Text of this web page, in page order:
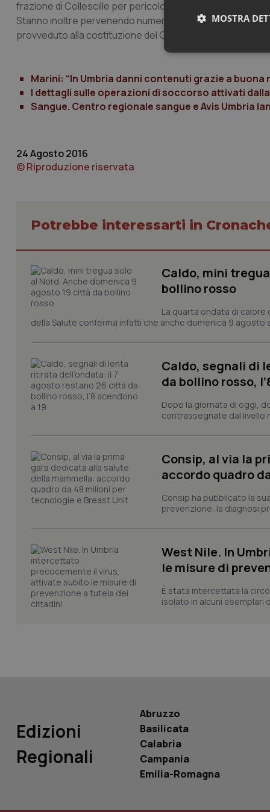
frazione di Collescille per pericolo caduta di un
Stanno inoltre pervenendo numerose segnalazioni
provveduto alla costituzione del Centro Operativo
Marini: “In Umbria danni contenuti grazie a
I dettagli sulle operazioni di soccorso attivati
Sangue. Centro regionale sangue e Avis Umbria
24 Agosto 2016
© Riproduzione riservata
Potrebbe interessarti in
Caldo, mini
bollino rosso
La quarta ondata di
della Salute conferma infatti che anche domenica 9 agosto
Caldo, segnali di
da bollino rosso,
Dopo la giornata di oggi,
contrassegnate dal livello
Consip, al via la
accordo quadro
Consip ha pubblicato la
prevenzione, la diagnosi
West Nile. In
le misure di
È stata intercettata la
isolato in alcuni esemplari
Edizioni
Regionali
Abruzzo
Basilicata
Calabria
Campania
Emilia-Romagna
MOSTRA
tracking-sites-
tracking-enable
_ga
PHPSESSID
_ga_KM60CM4NPH
Nome
Nome